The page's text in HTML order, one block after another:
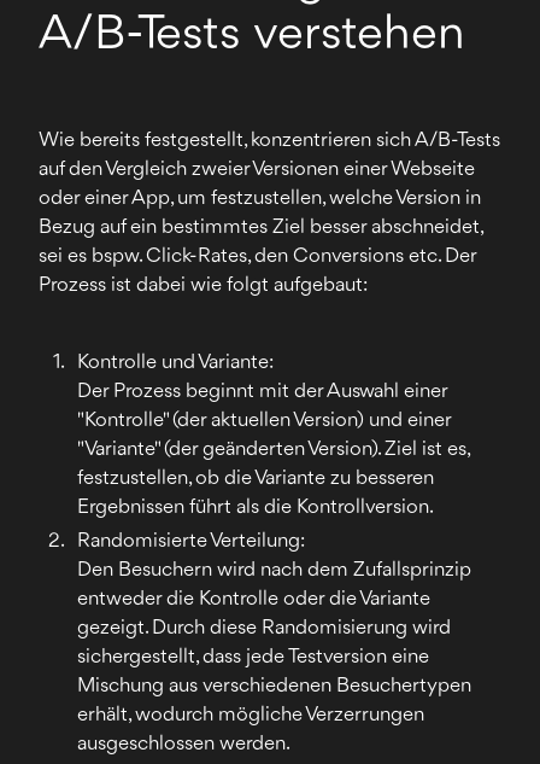
A/B-Tests verstehen
Wie bereits festgestellt, konzentrieren sich A/B-Tests
auf den Vergleich zweier Versionen einer Webseite
oder einer App, um festzustellen, welche Version in
Bezug auf ein bestimmtes Ziel besser abschneidet,
sei es bspw. Click-Rates, den Conversions etc. Der
Prozess ist dabei wie folgt aufgebaut:
Kontrolle und Variante:
Der Prozess beginnt mit der Auswahl einer
"Kontrolle" (der aktuellen Version) und einer
"Variante" (der geänderten Version). Ziel ist es,
festzustellen, ob die Variante zu besseren
Ergebnissen führt als die Kontrollversion.
Randomisierte Verteilung:
Den Besuchern wird nach dem Zufallsprinzip
entweder die Kontrolle oder die Variante
gezeigt. Durch diese Randomisierung wird
sichergestellt, dass jede Testversion eine
Mischung aus verschiedenen Besuchertypen
erhält, wodurch mögliche Verzerrungen
ausgeschlossen werden.